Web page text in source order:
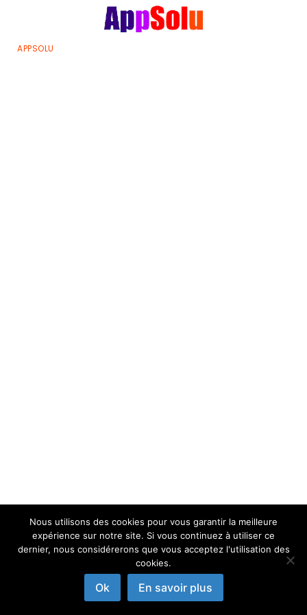
APPSOLU
Nous utilisons des cookies pour vous garantir la meilleure
expérience sur notre site. Si vous continuez à utiliser ce
dernier, nous considérerons que vous acceptez l'utilisation des
cookies.
Ok En savoir plus